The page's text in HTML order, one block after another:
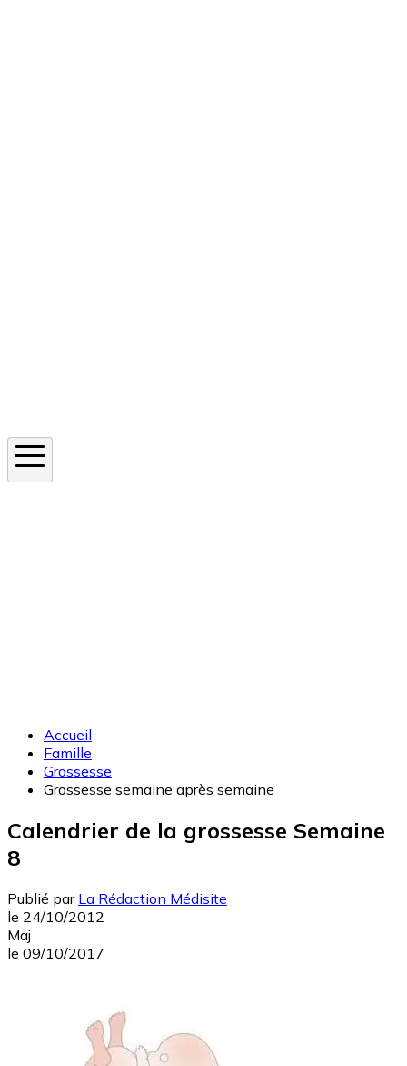
Accueil
Famille
Grossesse
Grossesse semaine après semaine
Calendrier de la grossesse Semaine
8
Publié par La Rédaction Médisite
le 24/10/2012
Maj
le 09/10/2017